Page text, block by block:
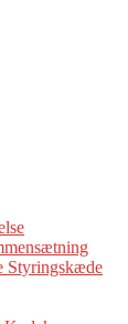
Styringskæde